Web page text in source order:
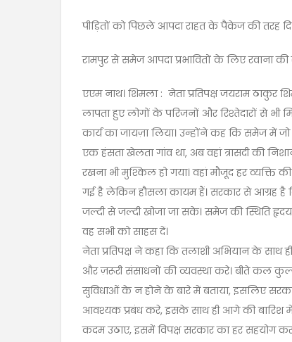
पीड़ितों को पिछले आपदा राहत के पैकेज की तरह
रामपुर से समेज आपदा प्रभावितों के लिए रवाना की
एएम नाथ। शिमला : नेता प्रतिपक्ष जयराम ठाकुर
लापता हुए लोगों के परिजनों और रिश्तेदारों से भी
कार्य का जायज़ा लिया। उन्होंने कह कि समेज में
एक हंसता खेलता गांव था, अब वहां त्रासदी की
रखना भी मुश्किल हो गया। वहां मौजूद हर
गई है लेकिन हौसला क़ायम हैं। सरकार से आग्रह है
जल्दी से जल्दी खोजा जा सके। समेज की स्थिति हृदय
वह सभी को साहस दें।
नेता प्रतिपक्ष ने कहा कि तलाशी अभियान के साथ
और ज़रूरी संसाधनों की व्यवस्था करे। बीते कल
सुविधाओं के न होने के बारे में बताया, इसलिए
आवश्यक प्रबंध करे, इसके साथ ही आगे की
कदम उठाए, इसमें विपक्ष सरकार का हर सहयोग